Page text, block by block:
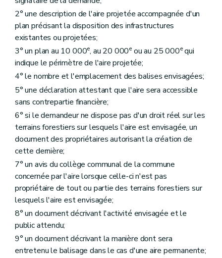
2° une description de l'aire projetée accompagnée d'un
plan précisant la disposition des infrastructures
existantes ou projetées;
3° un plan au 10 000e, au 20 000e ou au 25 000equi
indique le périmètre de l'aire projetée;
4° le nombre et l'emplacement des balises envisagées;
5° une déclaration attestant que l'aire sera accessible
sans contrepartie financière;
6° si le demandeur ne dispose pas d'un droit réel sur les
terrains forestiers sur lesquels l'aire est envisagée, un
document des propriétaires autorisant la création de
cette dernière;
7° un avis du collège communal de la commune
concernée par l'aire lorsque celle-ci n'est pas
propriétaire de tout ou partie des terrains forestiers sur
lesquels l'aire est envisagée;
8° un document décrivant l'activité envisagée et le
public attendu;
9° un document décrivant la manière dont sera
entretenu le balisage dans le cas d'une aire permanente;